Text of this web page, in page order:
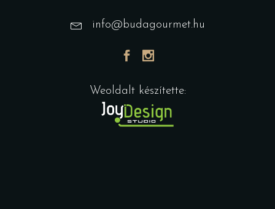
info@budagourmet.hu
Weoldalt készítette: